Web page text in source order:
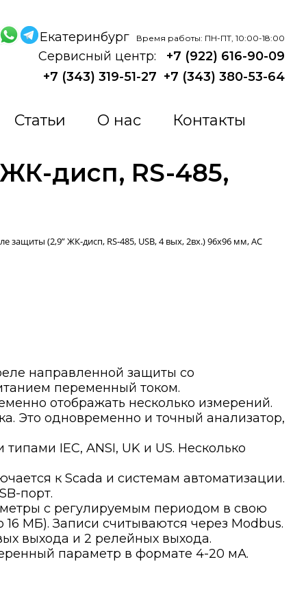
Екатеринбург Время работы: ПН-ПТ, 10:00-18:00
Сервисный центр:
+7 (922) 616-90-09
+7 (343) 319-51-27 +7 (343) 380-53-64
Статьи О нас Контакты
дисп, RS-485,
защиты (2,9” ЖК-дисп, RS-485, USB, 4 вых, 2вх.) 96x96 мм, AC
направленной защиты со
переменный током.
отображать несколько измерений.
Это одновременно и точный анализатор,
IEC, ANSI, UK и US. Несколько
к Scada и системам автоматизации.
порт.
с регулируемым периодом в свою
МБ). Записи считываются через Modbus.
выхода и 2 релейных выхода.
параметр в формате 4-20 мА.